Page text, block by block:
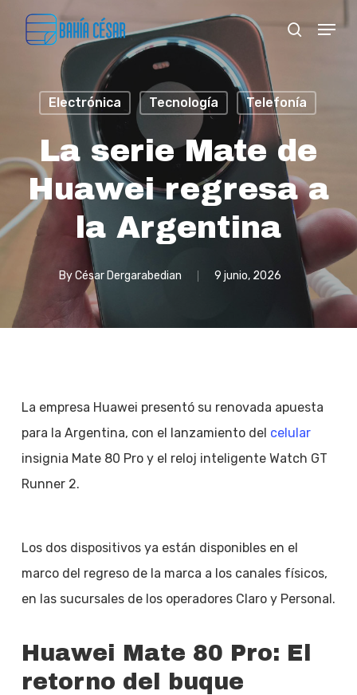
content
search
Menu
Electrónica Tecnología Telefonía
La serie Mate de
Huawei regresa a
la Argentina
By César Dergarabedian 9 junio, 2026
La empresa Huawei presentó su renovada apuesta
para la Argentina, con el lanzamiento del celular
insignia Mate 80 Pro y el reloj inteligente Watch GT
Runner 2.
Los dos dispositivos ya están disponibles en el
marco del regreso de la marca a los canales físicos,
en las sucursales de los operadores Claro y Personal.
Huawei Mate 80 Pro: El
retorno del buque